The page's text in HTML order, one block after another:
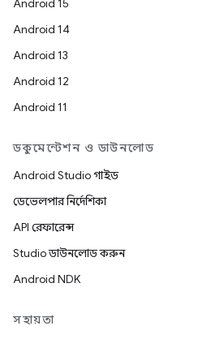
Android 15
Android 14
Android 13
Android 12
Android 11
ডকুমেন্টেশন ও ডাউনলোড
Android Studio গাইড
ডেভেলপার নির্দেশিকা
API রেফারেন্স
Studio ডাউনলোড করুন
Android NDK
সহায়তা